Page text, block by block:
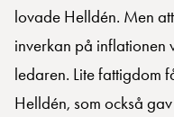
lovade Helldén. Men
inverkan på inflationen
ledaren. Lite fattigdom
Helldén, som också